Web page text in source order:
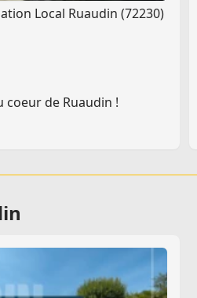
Local Ruaudin (72230)
coeur de Ruaudin !